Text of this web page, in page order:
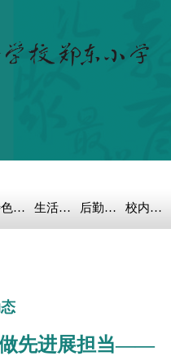
特色教育 生活教育 后勤保障 校内链接
做先进展担当——